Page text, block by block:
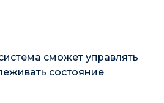
сможет управлять
состояние